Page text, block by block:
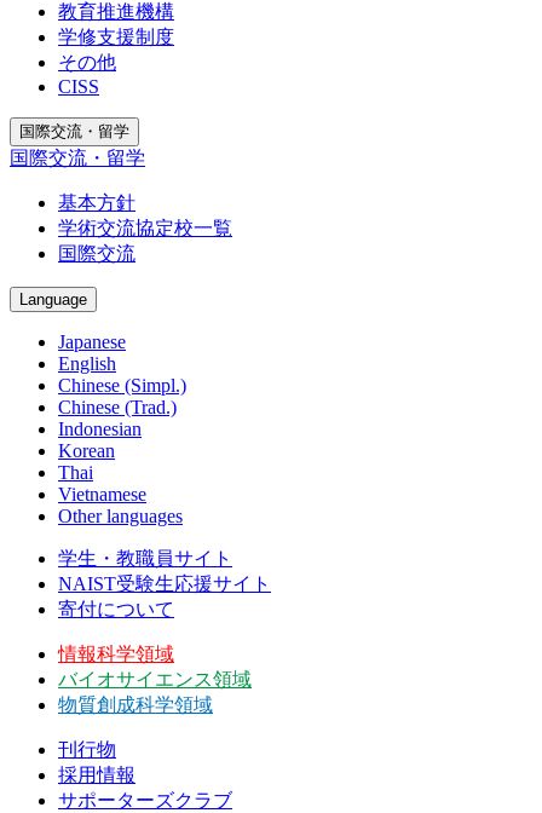
教育推進機構
学修支援制度
その他
CISS
国際交流・留学
国際交流・留学
基本方針
学術交流協定校一覧
国際交流
Language
Japanese
English
Chinese (Simpl.)
Chinese (Trad.)
Indonesian
Korean
Thai
Vietnamese
Other languages
学生・教職員サイト
NAIST受験生応援サイト
寄付について
情報科学領域
バイオサイエンス領域
物質創成科学領域
刊行物
採用情報
サポーターズクラブ